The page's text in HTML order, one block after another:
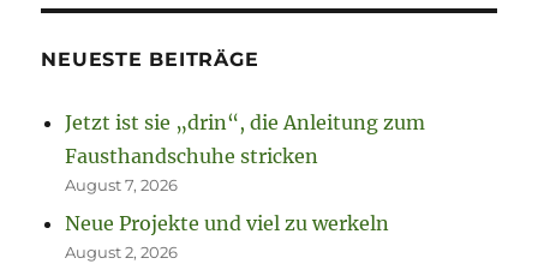
NEUESTE BEITRÄGE
Jetzt ist sie „drin“, die Anleitung zum
Fausthandschuhe stricken
August 7, 2026
Neue Projekte und viel zu werkeln
August 2, 2026